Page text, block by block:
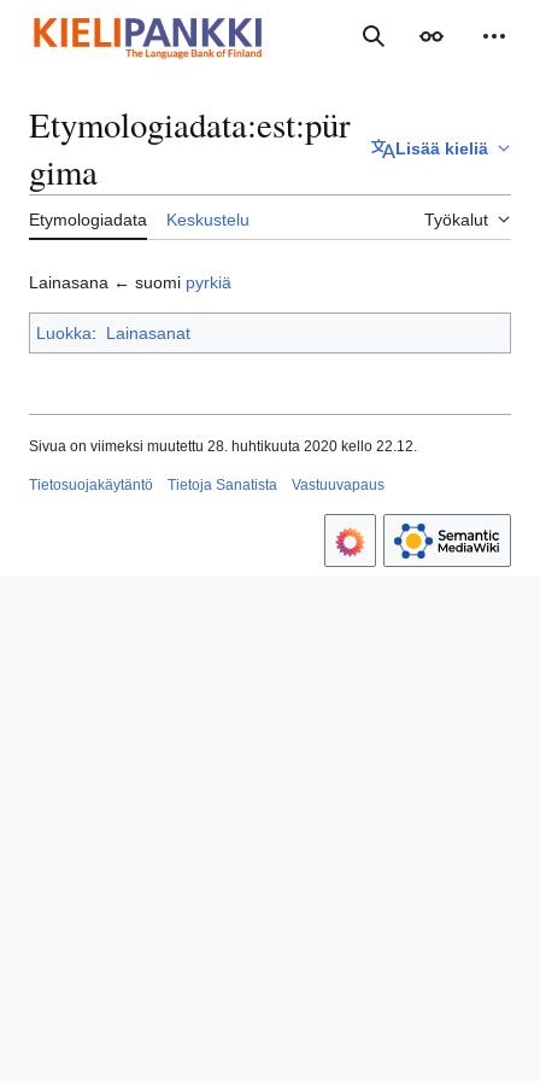
sisältöön
Haku Ulkoasu
Etymologiadata:est:pür
gima
Lisää kieliä
Etymologiadata Keskustelu Työkalut
Lainasana ← suomi pyrkiä
Luokka: Lainasanat
Sivua on viimeksi muutettu 28. huhtikuuta 2020 kello 22.12.
Tietosuojakäytäntö Tietoja Sanatista Vastuuvapaus